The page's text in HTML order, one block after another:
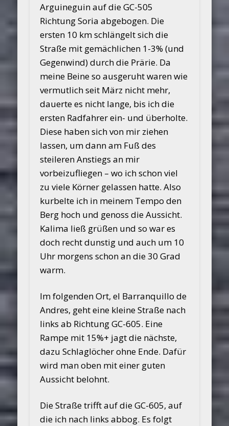
Arguineguin auf die GC-505
Richtung Soria abgebogen. Die
ersten 10 km schlängelt sich die
Straße mit gemächlichen 1-3% (und
Gegenwind) durch die Prärie. Da
meine Beine so ausgeruht waren wie
vermutlich seit März nicht mehr,
dauerte es nicht lange, bis ich die
ersten Radfahrer ein- und überholte.
Diese haben sich von mir ziehen
lassen, um dann am Fuß des
steileren Anstiegs an mir
vorbeizufliegen – wo ich schon viel
zu viele Körner gelassen hatte. Also
kurbelte ich in meinem Tempo den
Berg hoch und genoss die Aussicht.
Kalima ließ grüßen und so war es
doch recht dunstig und auch um 10
Uhr morgens schon an die 30 Grad
warm.
Im folgenden Ort, el Barranquillo de
Andres, geht eine kleine Straße nach
links ab Richtung GC-605. Eine
Rampe mit 15%+ jagt die nächste,
dazu Schlaglöcher ohne Ende. Dafür
wird man oben mit einer guten
Aussicht belohnt.
Die Straße trifft auf die GC-605, auf
die ich nach links abbog. Es folgt